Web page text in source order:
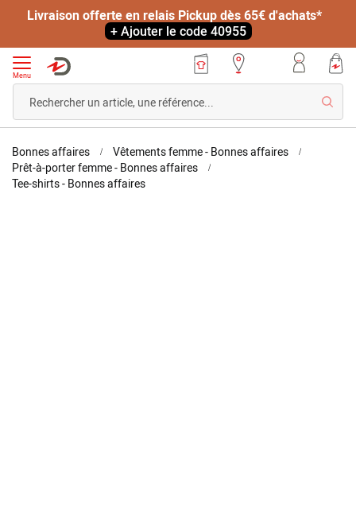
Livraison offerte en relais Pickup dès 65€ d'achats*
+ Ajouter le code 40955
Menu
Accueil
Bonnes affaires
Vêtements femme - Bonnes affaires
Prêt-à-porter femme - Bonnes affaires
Tee-shirts - Bonnes affairesT-